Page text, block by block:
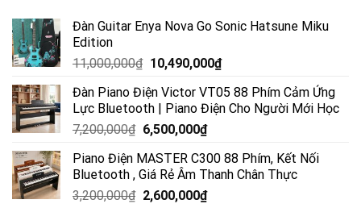
Đàn Guitar Enya Nova Go Sonic Hatsune Miku
Edition
11,000,000₫ 10,490,000₫
Đàn Piano Điện Victor VT05 88 Phím Cảm Ứng
Lực Bluetooth | Piano Điện Cho Người Mới Học
7,200,000₫ 6,500,000₫
Piano Điện MASTER C300 88 Phím, Kết Nối
Bluetooth , Giá Rẻ Âm Thanh Chân Thực
3,200,000₫ 2,600,000₫